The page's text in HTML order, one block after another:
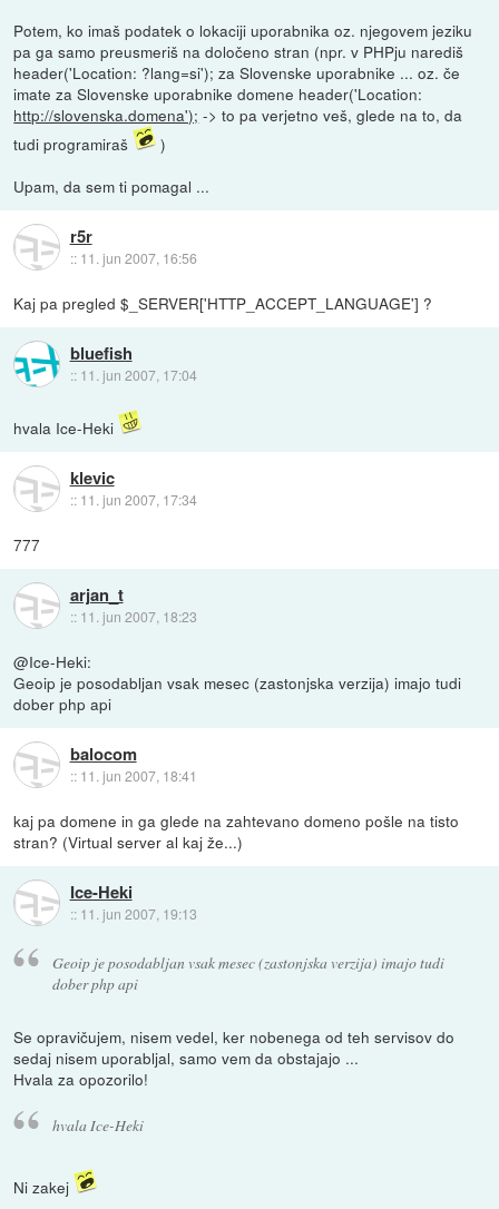
Potem, ko imaš podatek o lokaciji uporabnika oz. njegovem jeziku
pa ga samo preusmeriš na določeno stran (npr. v PHPju narediš
header('Location: ?lang=si'); za Slovenske uporabnike ... oz. če
imate za Slovenske uporabnike domene header('Location:
http://slovenska.domena'); -> to pa verjetno veš, glede na to, da
tudi programiraš
)
Upam, da sem ti pomagal ...
r5r
:: 11. jun 2007, 16:56
Kaj pa pregled $_SERVER['HTTP_ACCEPT_LANGUAGE'] ?
bluefish
:: 11. jun 2007, 17:04
hvala Ice-Heki
klevic
:: 11. jun 2007, 17:34
777
arjan_t
:: 11. jun 2007, 18:23
@Ice-Heki:
Geoip je posodabljan vsak mesec (zastonjska verzija) imajo tudi
dober php api
balocom
:: 11. jun 2007, 18:41
kaj pa domene in ga glede na zahtevano domeno pošle na tisto
stran? (Virtual server al kaj že...)
Ice-Heki
:: 11. jun 2007, 19:13
Geoip je posodabljan vsak mesec (zastonjska verzija) imajo tudi
dober php api
Se opravičujem, nisem vedel, ker nobenega od teh servisov do
sedaj nisem uporabljal, samo vem da obstajajo ...
Hvala za opozorilo!
hvala Ice-Heki
Ni zakej